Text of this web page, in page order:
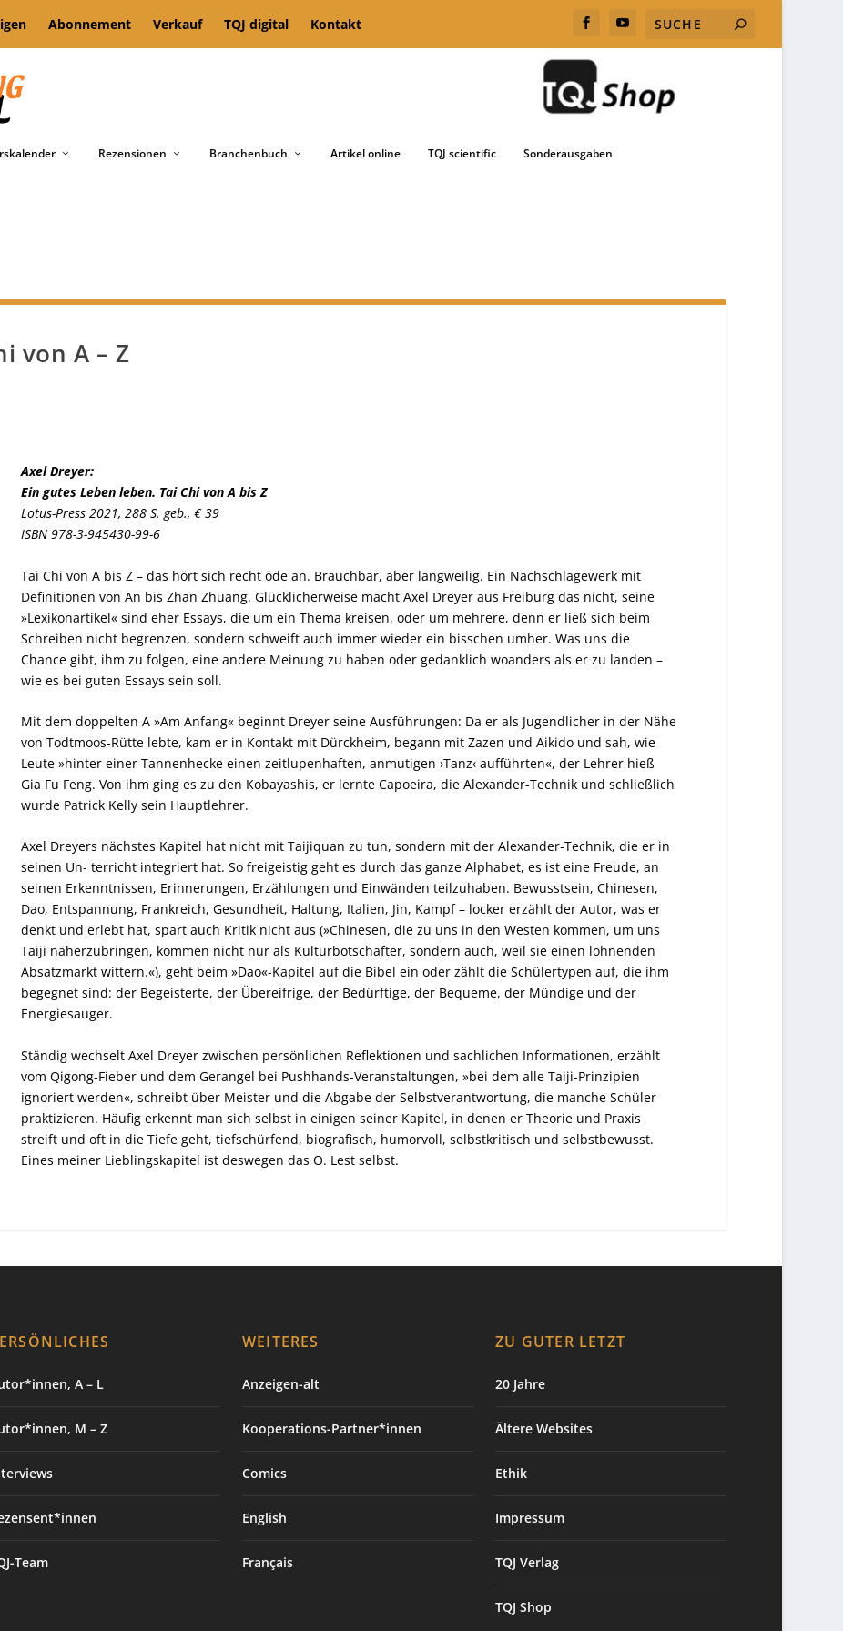
Abonnement Verkauf TQJ digital Kontakt
Rezensionen Branchenbuch Artikel online TQJ scientific Sonderausgaben
von A – Z
Axel Dreyer:
Ein gutes Leben leben. Tai Chi von A bis Z
Lotus-Press 2021, 288 S. geb., € 39
ISBN 978-3-945430-99-6
Tai Chi von A bis Z – das hört sich recht öde an. Brauchbar, aber langweilig. Ein Nachschlagewerk mit
Definitionen von An bis Zhan Zhuang. Glücklicherweise macht Axel Dreyer aus Freiburg das nicht, seine
»Lexikonartikel« sind eher Essays, die um ein Thema kreisen, oder um mehrere, denn er ließ sich beim
Schreiben nicht begrenzen, sondern schweift auch immer wieder ein bisschen umher. Was uns die
Chance gibt, ihm zu folgen, eine andere Meinung zu haben oder gedanklich woanders als er zu landen –
wie es bei guten Essays sein soll.
Mit dem doppelten A »Am Anfang« beginnt Dreyer seine Ausführungen: Da er als Jugendlicher in der Nähe
von Todtmoos-Rütte lebte, kam er in Kontakt mit Dürckheim, begann mit Zazen und Aikido und sah, wie
Leute »hinter einer Tannenhecke einen zeitlupenhaften, anmutigen ›Tanz‹ aufführten«, der Lehrer hieß
Gia Fu Feng. Von ihm ging es zu den Kobayashis, er lernte Capoeira, die Alexander-Technik und schließlich
wurde Patrick Kelly sein Hauptlehrer.
Axel Dreyers nächstes Kapitel hat nicht mit Taijiquan zu tun, sondern mit der Alexander-Technik, die er in
seinen Un- terricht integriert hat. So freigeistig geht es durch das ganze Alphabet, es ist eine Freude, an
seinen Erkenntnissen, Erinnerungen, Erzählungen und Einwänden teilzuhaben. Bewusstsein, Chinesen,
Dao, Entspannung, Frankreich, Gesundheit, Haltung, Italien, Jin, Kampf – locker erzählt der Autor, was er
denkt und erlebt hat, spart auch Kritik nicht aus (»Chinesen, die zu uns in den Westen kommen, um uns
Taiji näherzubringen, kommen nicht nur als Kulturbotschafter, sondern auch, weil sie einen lohnenden
Absatzmarkt wittern.«), geht beim »Dao«-Kapitel auf die Bibel ein oder zählt die Schülertypen auf, die ihm
begegnet sind: der Begeisterte, der Übereifrige, der Bedürftige, der Bequeme, der Mündige und der
Energiesauger.
Ständig wechselt Axel Dreyer zwischen persönlichen Reflektionen und sachlichen Informationen, erzählt
vom Qigong-Fieber und dem Gerangel bei Pushhands-Veranstaltungen, »bei dem alle Taiji-Prinzipien
ignoriert werden«, schreibt über Meister und die Abgabe der Selbstverantwortung, die manche Schüler
praktizieren. Häufig erkennt man sich selbst in einigen seiner Kapitel, in denen er Theorie und Praxis
streift und oft in die Tiefe geht, tiefschürfend, biografisch, humorvoll, selbstkritisch und selbstbewusst.
Eines meiner Lieblingskapitel ist deswegen das O. Lest selbst.
A – L
M – Z
Team
WEITERES
Anzeigen-alt
Kooperations-Partner*innen
Comics
English
Français
ZU GUTER LETZT
20 Jahre
Ältere Websites
Ethik
Impressum
TQJ Verlag
TQJ Shop